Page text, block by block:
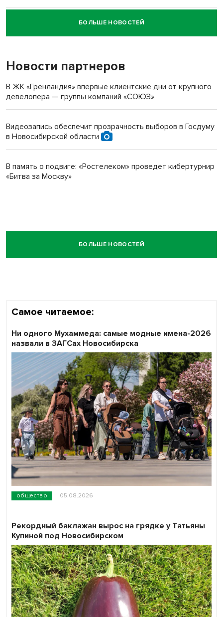
Новосибирский суд наказал водителя за смерть
пенсионерки на вокзале
БОЛЬШЕ НОВОСТЕЙ
Новости партнеров
В ЖК «Гренландия» впервые клиентские дни от крупного
девелопера — группы компаний «СОЮЗ»
Видеозапись обеспечит прозрачность выборов в Госдуму
в Новосибирской области
В память о подвиге: «Ростелеком» проведет кибертурнир
«Битва за Москву»
БОЛЬШЕ НОВОСТЕЙ
Самое читаемое:
общество 05.08.2026
Ни одного Мухаммеда: самые модные имена-2026
назвали в ЗАГСах Новосибирска
Рекордный баклажан вырос на грядке у Татьяны
Купиной под Новосибирском